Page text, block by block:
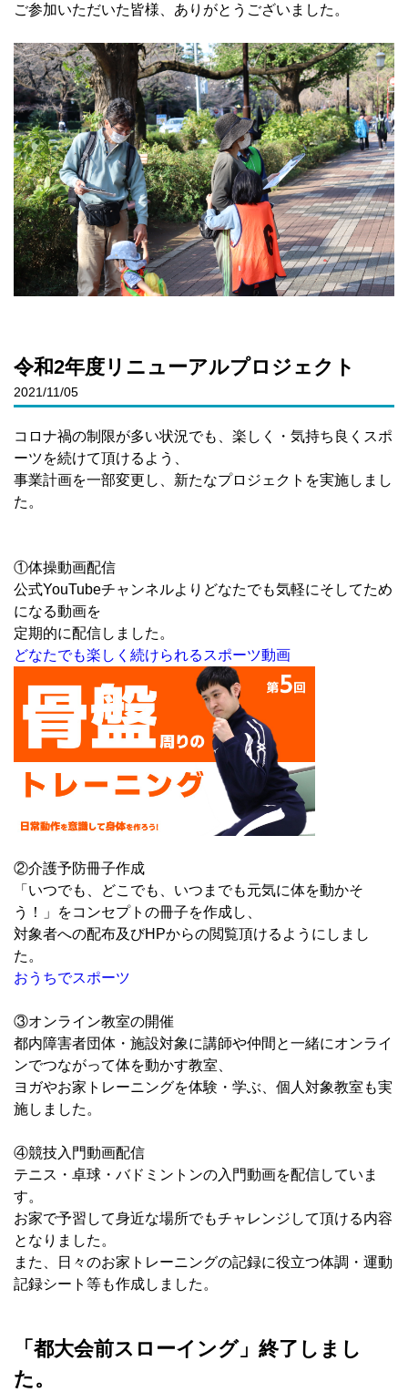
ご参加いただいた皆様、ありがとうございました。
令和2年度リニューアルプロジェクト
2021/11/05
コロナ禍の制限が多い状況でも、楽しく・気持ち良くスポ
ーツを続けて頂けるよう、
事業計画を一部変更し、新たなプロジェクトを実施しまし
た。
①体操動画配信
公式YouTubeチャンネルよりどなたでも気軽にそしてため
になる動画を
定期的に配信しました。
どなたでも楽しく続けられるスポーツ動画
②介護予防冊子作成
「いつでも、どこでも、いつまでも元気に体を動かそ
う！」をコンセプトの冊子を作成し、
対象者への配布及びHPからの閲覧頂けるようにしまし
た。
おうちでスポーツ
③オンライン教室の開催
都内障害者団体・施設対象に講師や仲間と一緒にオンライ
ンでつながって体を動かす教室、
ヨガやお家トレーニングを体験・学ぶ、個人対象教室も実
施しました。
④競技入門動画配信
テニス・卓球・バドミントンの入門動画を配信していま
す。
お家で予習して身近な場所でもチャレンジして頂ける内容
となりました。
また、日々のお家トレーニングの記録に役立つ体調・運動
記録シート等も作成しました。
「都大会前スローイング」終了しまし
た。